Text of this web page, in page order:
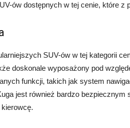
ów dostępnych w tej cenie, które z
SUV-ów w tej kategorii
doskonale wyposażony pod
funkcji, takich jak system
jest również bardzo